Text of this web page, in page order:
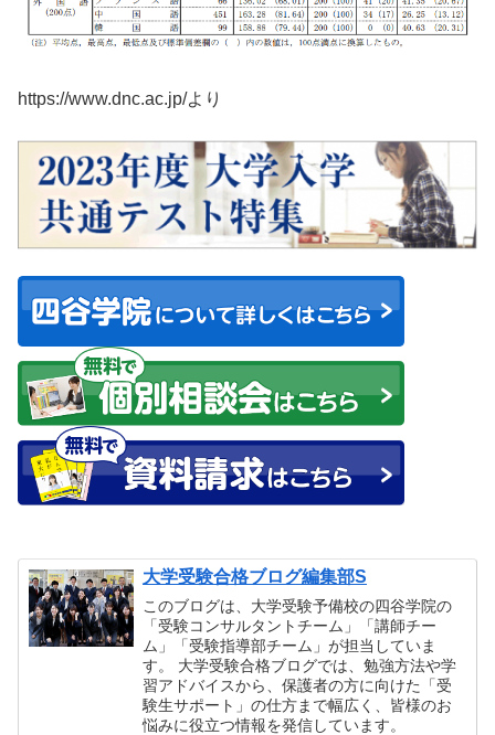
https://www.dnc.ac.jp/より
大学受験合格ブログ編集部S
このブログは、大学受験予備校の四谷学院の
「受験コンサルタントチーム」「講師チー
ム」「受験指導部チーム」が担当していま
す。 大学受験合格ブログでは、勉強方法や学
習アドバイスから、保護者の方に向けた「受
験生サポート」の仕方まで幅広く、皆様のお
悩みに役立つ情報を発信しています。